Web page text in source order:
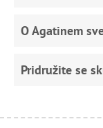
O Agatinem
Pridružite se